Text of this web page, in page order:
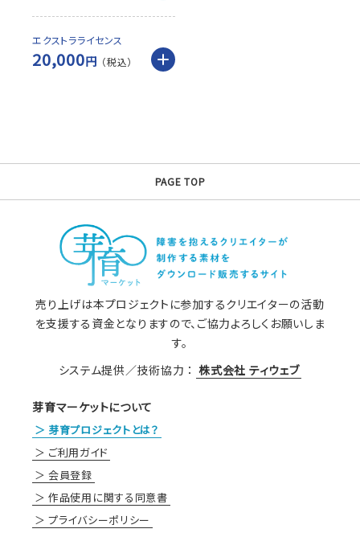
エクストラライセンス
20,000円
PAGE TOP
売り上げは本プロジェクトに参加するクリエイターの活動
を支援する資金となりますので、ご協力よろしくお願いしま
す。
システム提供／技術協力 ： 株式会社 ティウェブ
芽育マーケットについて
芽育プロジェクトとは？
ご利用ガイド
会員登録
作品使用に関する同意書
プライバシーポリシー